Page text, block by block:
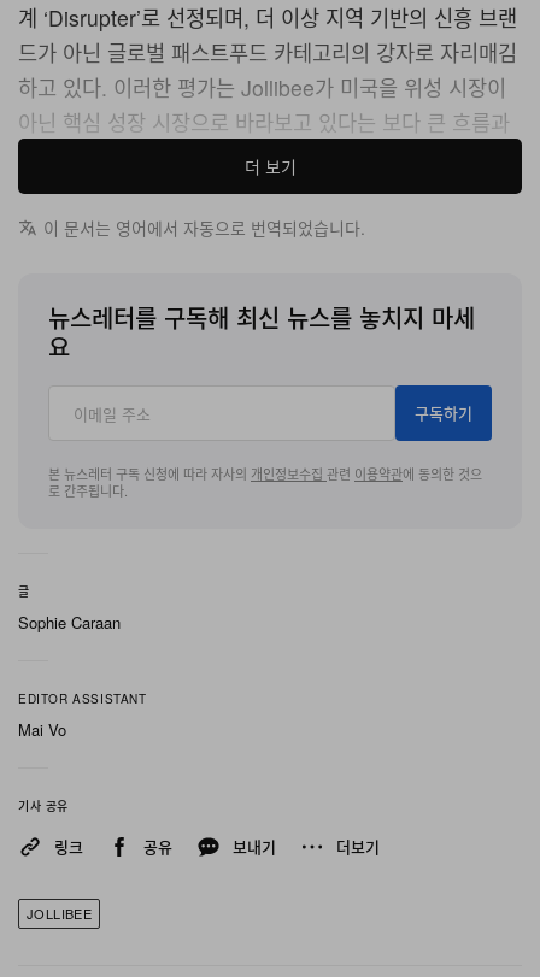
계 ‘Disrupter’로 선정되며, 더 이상 지역 기반의 신흥 브랜
드가 아닌 글로벌 패스트푸드 카테고리의 강자로 자리매김
하고 있다. 이러한 평가는 Jollibee가 미국을 위성 시장이
아닌 핵심 성장 시장으로 바라보고 있다는 보다 큰 흐름과
도 맞닿아 있다. 실제로 이 체인은 1998년 캘리포니아 데
일리시티(Daly City)에 첫 미국 매장을 연 이후 꾸준히 오
프라인 점포를 확대해 왔다. 새로 선보이는 너겟은 이 같은
기 위한 전략적 메뉴로 포지셔닝된다.
제품 자체도 Chickenjoy의 헤리티지와 직접적으로 맞닿아
있다. 너겟은 100% 닭가슴살 화이트 미트만을 사용해 튀
겨, 바삭하고 황금빛을 띠는 겉면과 Jollibee가
의 너겟은 Jollibee 클래식 프라이드치킨 버킷을 연상시키
는 미니 버킷에 담겨 제공되며, 이는 단순한 신메뉴가 아니
각, 30조각으로 마련되어, 혼자 즐기는 스낵부터 여러 명이
소스 구성은 브랜드 아이덴티티를 한층 더 확장한다.
핑 소스가 더해져 너겟 라인업을 완성하며, 소비자들이 다
더 보기
이 문서는 영어에서 자동으로 번역되었습니다.
뉴스레터를 구독해 최신 뉴스를 놓치지 마세
요
구독하기
본 뉴스레터 구독 신청에 따라 자사의 개인정보수집 관련 이용약관에 동의한 것으
로 간주됩니다.
글
Sophie Caraan
EDITOR ASSISTANT
Mai Vo
기사 공유
링크 공유 보내기 더보기
JOLLIBEE